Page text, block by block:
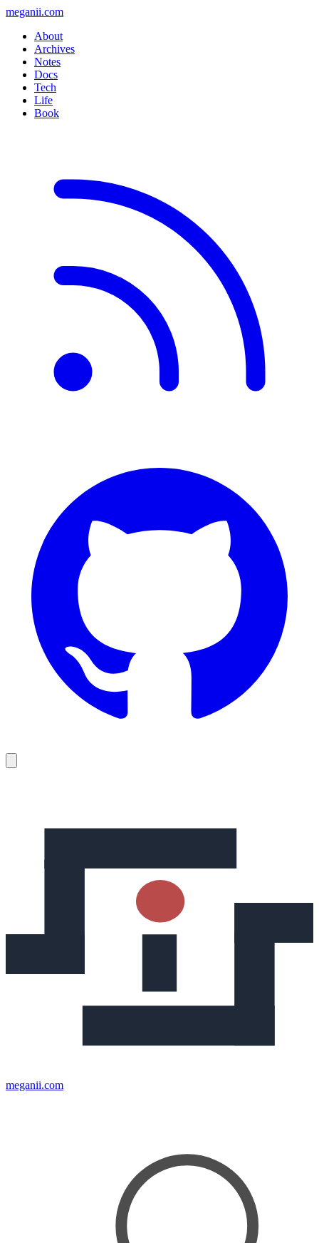
meganii.com
About
Archives
Notes
Docs
Tech
Life
Book
meganii.com